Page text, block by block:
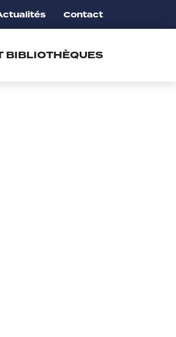
Contact
BIBLIOTHÈQUES